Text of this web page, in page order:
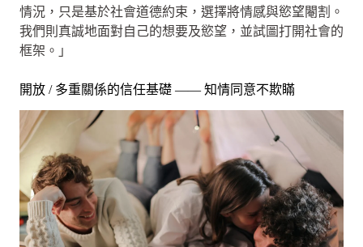
情況，只是基於社會道德約束，選擇將情感與慾望閹割。
我們則真誠地面對自己的想要及慾望，並試圖打開社會的
框架。」
開放 / 多重關係的信任基礎 —— 知情同意不欺瞞